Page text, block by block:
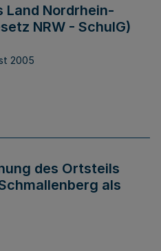
Nordrhein-
NRW - SchulG)
2005
des Ortsteils
als